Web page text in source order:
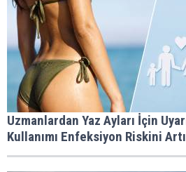
Uzmanlardan Yaz Ayları İçin
Kullanımı Enfeksiyon Riskini